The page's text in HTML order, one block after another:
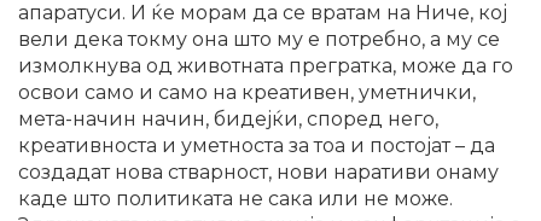
апаратуси. И ќе морам да се вратам на Ниче, кој
вели дека токму она што му е потребно, а му се
измолкнува од животната прегратка, може да го
освои само и само на креативен, уметнички,
мета-начин начин, бидејќи, според него,
креативноста и уметноста за тоа и постојат – да
создадат нова стварност, нови наративи онаму
каде што политиката не сака или не може.